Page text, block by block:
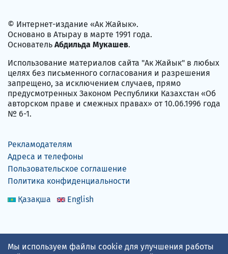
© Интернет-издание «Ак Жайык».
Основано в Атырау в марте 1991 года.
Основатель Абдильда Мукашев.
Использование материалов сайта "Ак Жайык" в любых
целях без письменного согласования и разрешения
запрещено, за исключением случаев, прямо
предусмотренных Законом Республики Казахстан «Об
авторском праве и смежных правах» от 10.06.1996 года
№ 6-1.
Рекламодателям
Адреса и телефоны
Пользовательское соглашение
Политика конфиденциальности
Қазақша
English
Прогноз погоды по даннымgismeteo.kz
Мы используем файлы cookie для улучшения работы